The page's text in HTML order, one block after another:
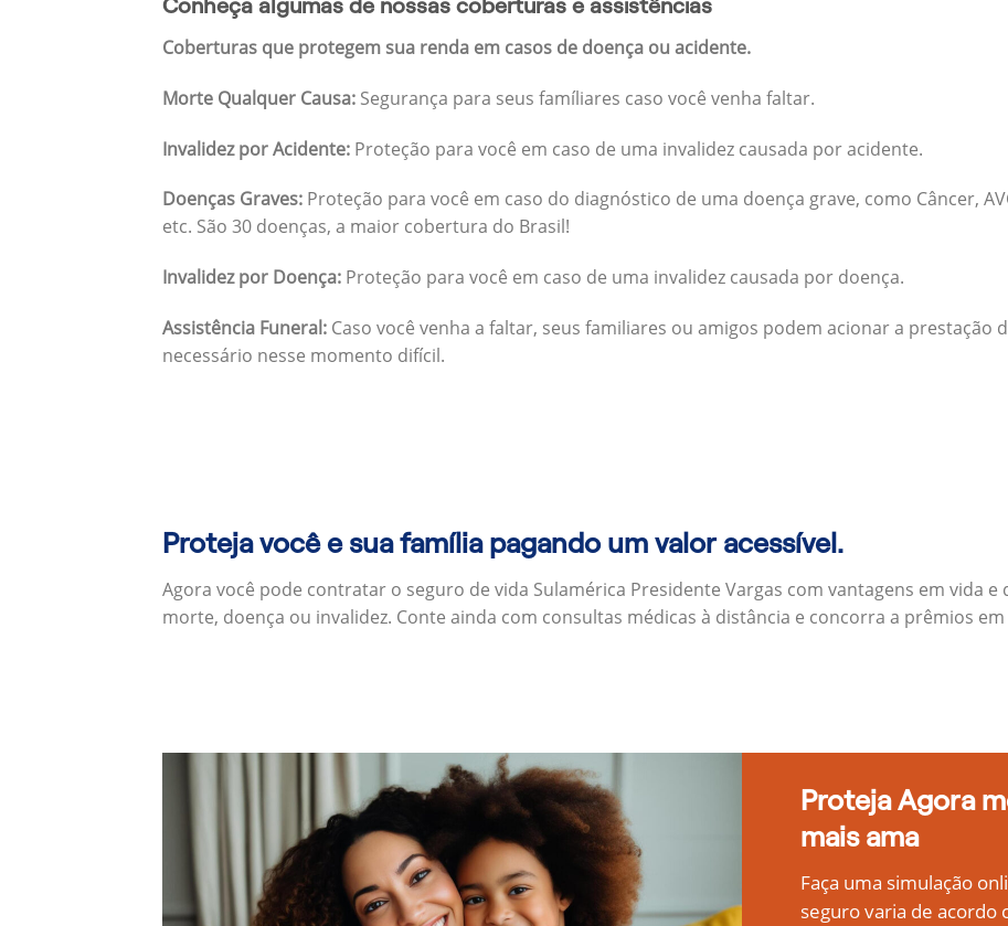
Conheça algumas de nossas coberturas e assistências
Coberturas que protegem sua renda em casos de doença ou acidente.
Morte Qualquer Causa: Segurança para seus famíliares caso você venha faltar.
Invalidez por Acidente: Proteção para você em caso de uma invalidez causada por acidente.
Doenças Graves: Proteção para você em caso do diagnóstico de uma doença grave, como Câncer,
etc. São 30 doenças, a maior cobertura do Brasil!
Invalidez por Doença: Proteção para você em caso de uma invalidez causada por doença.
Assistência Funeral: Caso você venha a faltar, seus familiares ou amigos podem acionar a prestação
necessário nesse momento difícil.
Proteja você e sua família pagando um valor acessível.
Agora você pode contratar o seguro de vida Sulamérica Presidente Vargas com vantagens em vida e
morte, doença ou invalidez. Conte ainda com consultas médicas à distância e concorra a prêmios
Proteja Agora
mais ama
Faça uma simulação
seguro varia de acordo